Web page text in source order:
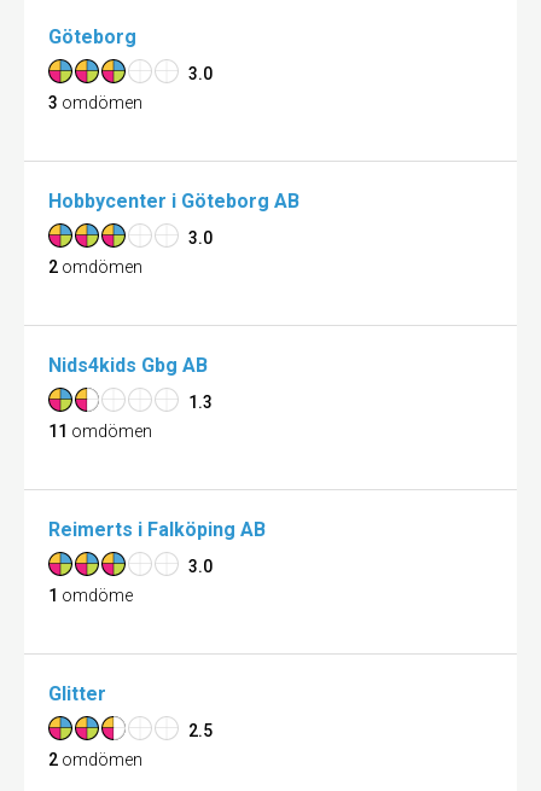
Göteborg
3.0
3 omdömen
Hobbycenter i Göteborg AB
3.0
2 omdömen
Nids4kids Gbg AB
1.3
11 omdömen
Reimerts i Falköping AB
3.0
1 omdöme
Glitter
2.5
2 omdömen